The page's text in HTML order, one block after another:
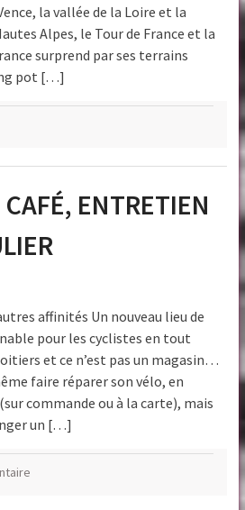
la vallée de la Loire et la
Alpes, le Tour de France et la
surprend par ses terrains
pot […]
CAFÉ, ENTRETIEN
affinités Un nouveau lieu de
pour les cyclistes en tout
et ce n’est pas un magasin…
faire réparer son vélo, en
commande ou à la carte), mais
un […]